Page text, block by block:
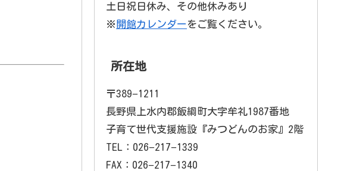
土日祝日休み、その他休みあり
※ 開館カレンダーをご覧ください。
所在地
〒389−1211
長野県上水内郡飯綱町大字牟礼1987番地
子育て世代支援施設『みつどんのお家』2階
TEL：026−217−1339
FAX：026−217−1340